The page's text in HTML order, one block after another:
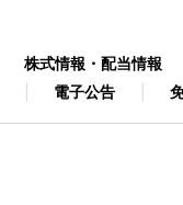
株式情報・配当情報
電子公告